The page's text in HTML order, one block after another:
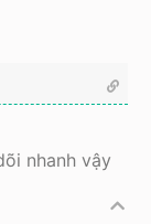
nhanh vậy